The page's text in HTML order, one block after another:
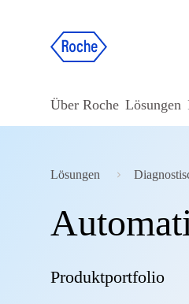
Über Roche Lösungen
Lösungen
Produktportfolio